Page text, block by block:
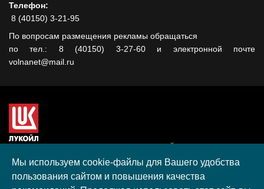
Телефон:
8 (40150) 3-21-95
По вопросам размещения рекламы обращаться
по тел.: 8 (40150) 3-27-60 и электронной почте
volnanet@mail.ru
гранта, полученного в рамках XIII Конкурса социальных и
культурных проектов ПАО "ЛУКОЙЛ" на территории
Калининградской области в 2020 году
Мы используем cookie-файлы для Вашего удобства
пользования сайтом и повышения качества